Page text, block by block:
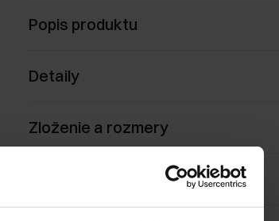
Popis produktu
Detaily
Zloženie a rozmery